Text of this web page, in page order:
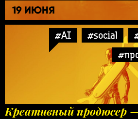
19 ИЮНЯ
#AI #social
Креативный продюсер